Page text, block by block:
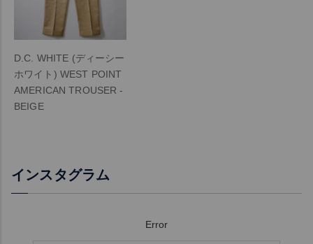
D.C. WHITE (ディーシー
ホワイト) WEST POINT
AMERICAN TROUSER -
BEIGE
インスタグラム
Error